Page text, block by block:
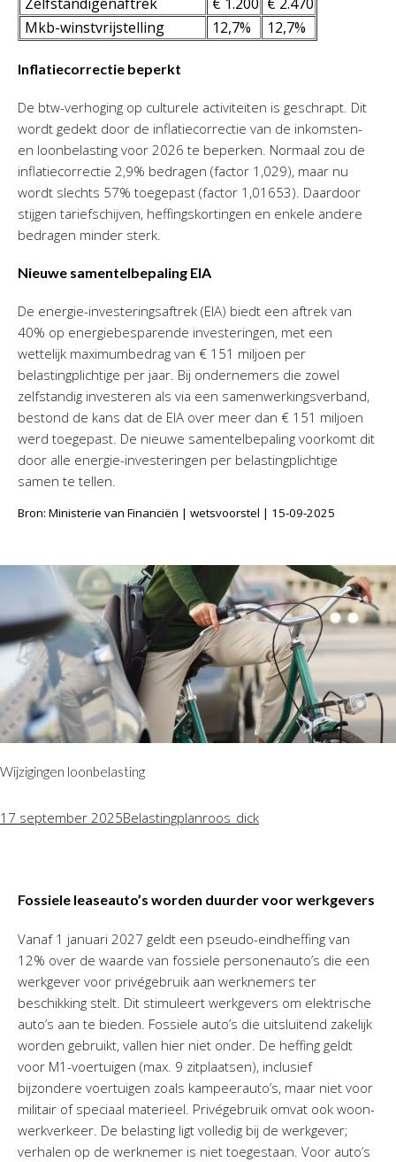
Mkb-winstvrijstelling
12,7% 12,7%
Inflatiecorrectie beperkt
De btw-verhoging op culturele activiteiten is geschrapt. Dit
wordt gedekt door de inflatiecorrectie van de inkomsten-
en loonbelasting voor 2026 te beperken. Normaal zou de
inflatiecorrectie 2,9% bedragen (factor 1,029), maar nu
wordt slechts 57% toegepast (factor 1,01653). Daardoor
stijgen tariefschijven, heffingskortingen en enkele andere
bedragen minder sterk.
Nieuwe samentelbepaling EIA
De energie-investeringsaftrek (EIA) biedt een aftrek van
40% op energiebesparende investeringen, met een
wettelijk maximumbedrag van € 151 miljoen per
belastingplichtige per jaar. Bij ondernemers die zowel
zelfstandig investeren als via een samenwerkingsverband,
bestond de kans dat de EIA over meer dan € 151 miljoen
werd toegepast. De nieuwe samentelbepaling voorkomt dit
door alle energie-investeringen per belastingplichtige
samen te tellen.
Bron: Ministerie van Financiën | wetsvoorstel | 15-09-2025
Wijzigingen loonbelasting
17 september 2025Belastingplanroos_dick
Fossiele leaseauto’s worden duurder voor werkgevers
Vanaf 1 januari 2027 geldt een pseudo-eindheffing van
12% over de waarde van fossiele personenauto’s die een
werkgever voor privégebruik aan werknemers ter
beschikking stelt. Dit stimuleert werkgevers om elektrische
auto’s aan te bieden. Fossiele auto’s die uitsluitend zakelijk
worden gebruikt, vallen hier niet onder. De heffing geldt
voor M1-voertuigen (max. 9 zitplaatsen), inclusief
bijzondere voertuigen zoals kampeerauto’s, maar niet voor
militair of speciaal materieel. Privégebruik omvat ook woon-
werkverkeer. De belasting ligt volledig bij de werkgever;
verhalen op de werknemer is niet toegestaan. Voor auto’s